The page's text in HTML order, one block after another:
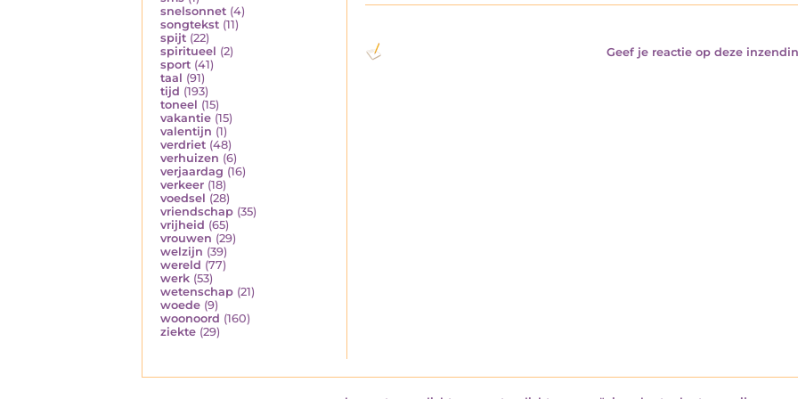
snelsonnet (4)
songtekst (11)
spijt (22)
spiritueel (2)
sport (41)
taal (91)
tijd (193)
toneel (15)
vakantie (15)
valentijn (1)
verdriet (48)
verhuizen (6)
verjaardag (16)
verkeer (18)
voedsel (28)
vriendschap (35)
vrijheid (65)
vrouwen (29)
welzijn (39)
wereld (77)
werk (53)
wetenschap (21)
woede (9)
woonoord (160)
ziekte (29)
Geef je reactie op deze